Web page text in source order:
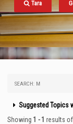
Tara
SEARCH: M
Suggested Topics
Showing 1 - 1 results of